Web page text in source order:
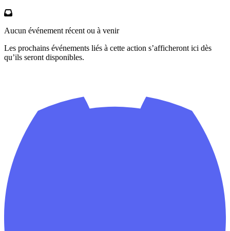
Aucun événement récent ou à venir
Les prochains événements liés à cette action s’afficheront ici dès
qu’ils seront disponibles.